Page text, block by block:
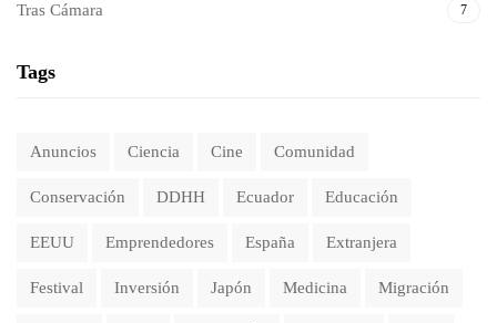
Tras Cámara 7
Tags
Anuncios Ciencia Cine Comunidad
Conservación DDHH Ecuador Educación
EEUU Emprendedores España Extranjera
Festival Inversión Japón Medicina Migración